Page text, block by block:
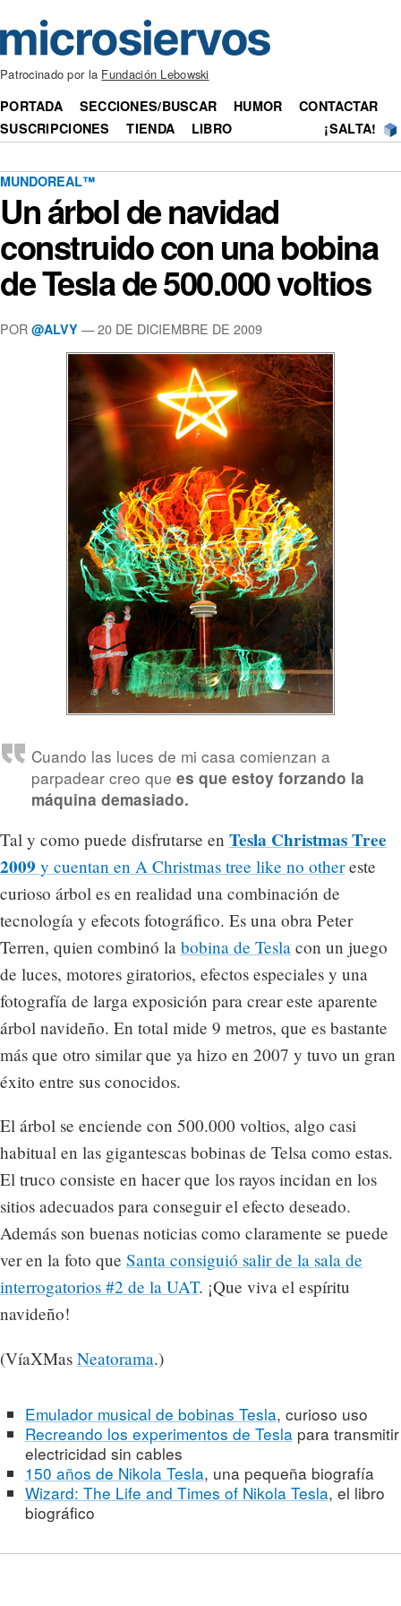
Patrocinado por la Fundación Lebowski
PORTADA SECCIONES/BUSCAR HUMOR
CONTACTAR
SUSCRIPCIONES
TIENDA LIBRO ¡SALTA!
MUNDOREAL™
Un árbol de navidad
construido con una bobina
de Tesla de 500.000 voltios
POR @ALVY — 20 DE DICIEMBRE DE 2009
Cuando las luces de mi casa comienzan a
parpadear creo que es que estoy forzando la
máquina demasiado.
Tal y como puede disfrutarse en Tesla Christmas Tree
2009 y cuentan en A Christmas tree like no othereste
curioso árbol es en realidad una combinación de
tecnología y efecots fotográfico. Es una obra Peter
Terren, quien combinó la bobina de Tesla con un juego
de luces, motores giratorios, efectos especiales y una
fotografía de larga exposición para crear este aparente
árbol navideño. En total mide 9 metros, que es bastante
más que otro similar que ya hizo en 2007 y tuvo un gran
éxito entre sus conocidos.
El árbol se enciende con 500.000 voltios, algo casi
habitual en las gigantescas bobinas de Telsa como estas.
El truco consiste en hacer que los rayos incidan en los
sitios adecuados para conseguir el efecto deseado.
Además son buenas noticias como claramente se puede
ver en la foto que Santa consiguió salir de la sala de
interrogatorios #2 de la UAT. ¡Que viva el espíritu
navideño!
(VíaXMas Neatorama.)
Emulador musical de bobinas Tesla, curioso uso
Recreando los experimentos de Tesla para transmitir
electricidad sin cables
150 años de Nikola Tesla, una pequeña biografía
Wizard: The Life and Times of Nikola Tesla, el libro
biográfico